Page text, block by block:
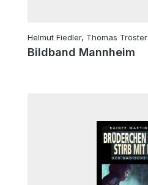
Helmut Fiedler, Thomas Tröster
Bildband Mannheim